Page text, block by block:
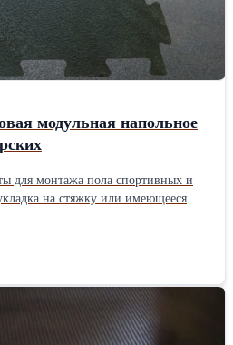
Литая резина не впитывает
характеристики: Размер модуля
11 мм Жесткость — 70-85 Sh A
модульная напольное
для монтажа пола спортивных и
на стяжку или имеющееся
напольных покрытий из
армированием массы при
из
и ударам и способна защитить от
пола (бетонную стяжку,